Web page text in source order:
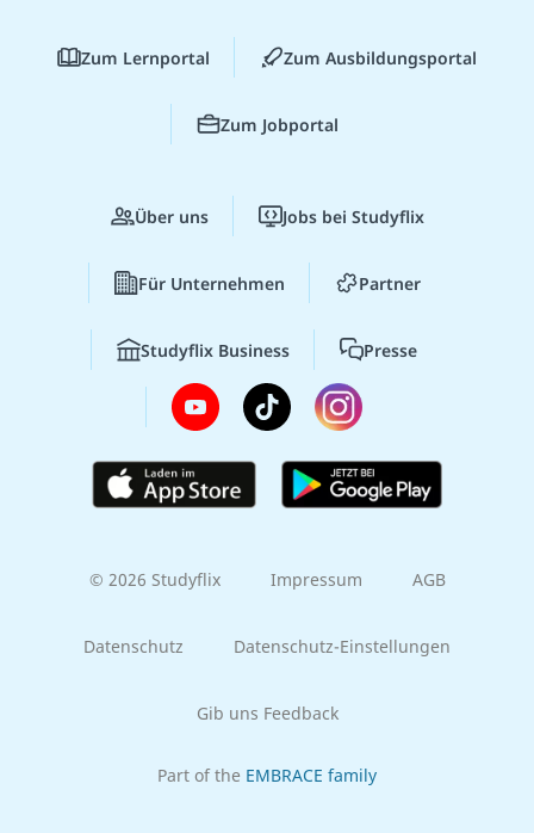
Zum Lernportal Zum Ausbildungsportal
Zum Jobportal
Über uns Jobs bei Studyflix
Für Unternehmen Partner
Studyflix Business Presse
© 2026 Studyflix Impressum AGB
Datenschutz Datenschutz-Einstellungen
Gib uns Feedback
Part of the EMBRACE family